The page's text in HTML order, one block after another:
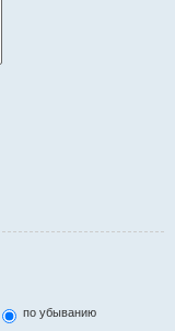
по убыванию